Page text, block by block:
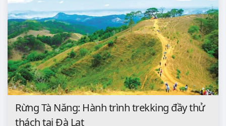
Rừng Tà Năng: Hành trình trekking đầy thử
thách tại Đà Lạt